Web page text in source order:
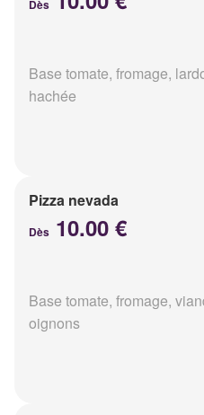
Dès
Base tomate, fromage,
hachée
Pizza nevada
Dès 10.00 €
Base tomate, fromage,
oignons